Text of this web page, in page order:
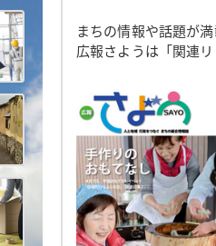
事業者の方へ
まちの情報や話題が満
広報さようは「関連